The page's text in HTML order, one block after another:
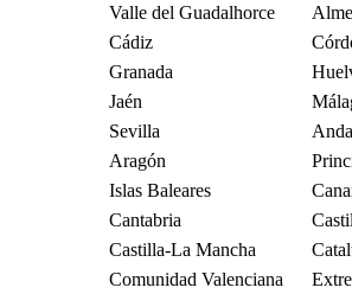
Valle del Guadalhorce
Cádiz
Granada
Jaén
Sevilla
Aragón
Islas Baleares
Cantabria
Castilla-La Mancha
Comunidad Valenciana